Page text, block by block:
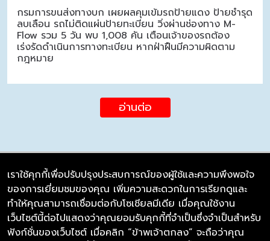
กรมการขนส่งทางบก เผยผลคุมเข้มรถป้ายแดง ป้ายชำรุด
ลบเลือน รถไม่ติดแผ่นป้ายทะเบียน วิ่งผ่านช่องทาง M-
Flow รวม 5 วัน พบ 1,008 คัน เตือนเจ้าของรถต้อง
เร่งรัดดำเนินการทางทะเบียน หากฝ่าฝืนมีความผิดตาม
กฎหมาย
อ่านต่อ
บริษัท ซิมลิงค์ จำกัด
98/226 Bangrakyai-Baanmai Road,
Bangyai, Nonthaburi 11140
เราใช้คุกกี้เพื่อปรับปรุงประสบการณ์ของผู้ใช้และความพึงพอใจ
ของการเยี่ยมชมของคุณ เพิ่มความสะดวกในการเรียกดูและ
ทำให้คุณสามารถเชื่อมต่อกับโซเชียลมีเดีย เมื่อคุณใช้งาน
เว็บไซต์นี้ต่อไปแสดงว่าคุณยอมรับคุกกี้ที่จำเป็นซึ่งจำเป็นสำหรับ
ฟังก์ชั่นของเว็บไซต์ เมื่อคลิก “ข้าพเจ้าตกลง” จะถือว่าคุณ